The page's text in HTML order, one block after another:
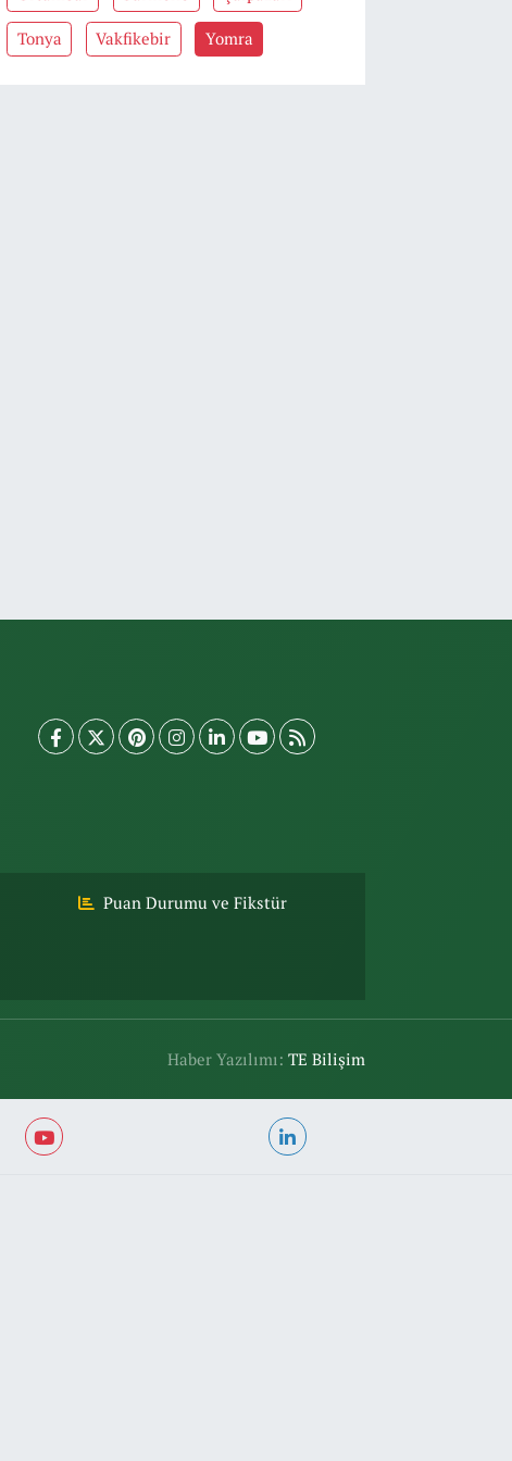
Tonya Vakfikebir Yomra
Puan Durumu ve Fikstür
Haber Yazılımı:TE Bilişim